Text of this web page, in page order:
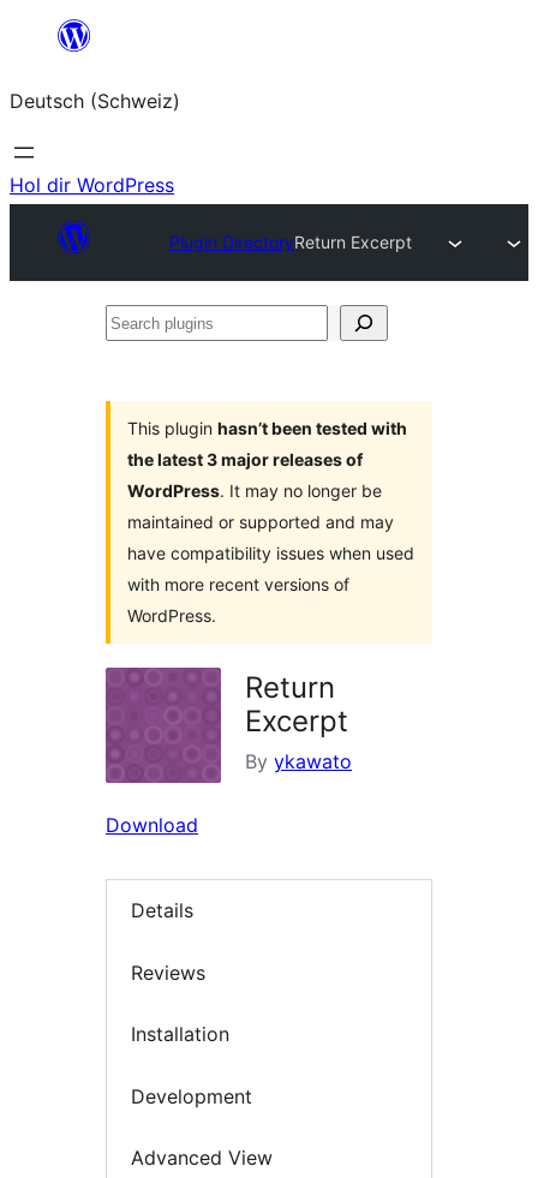
springen
Deutsch (Schweiz)
Hol dir WordPress
Plugin DirectoryReturn Excerpt
Search
This plugin hasn’t been tested with
the latest 3 major releases of
WordPress. It may no longer be
maintained or supported and may
have compatibility issues when used
with more recent versions of
WordPress.
Return
Excerpt
By ykawato
Download
Details
Reviews
Installation
Development
Advanced View